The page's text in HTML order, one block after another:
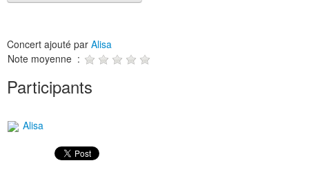
Concert ajouté par Alisa
Note moyenne :
Participants
Alisa